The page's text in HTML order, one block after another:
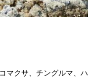
マクサ、チングルマ、ハ